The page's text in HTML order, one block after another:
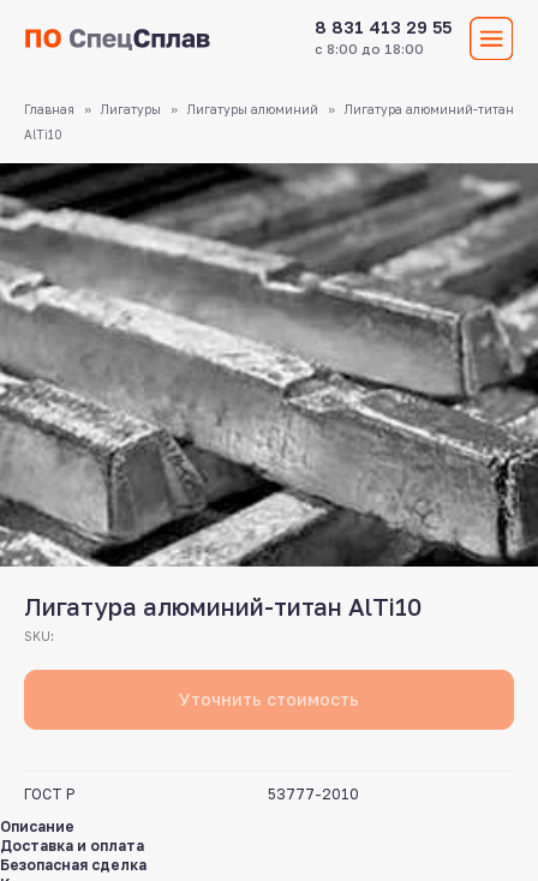
8 831 413 29 55
Главная Лигатуры Лигатуры алюминий
Лигатура алюминий-титан
AlTi10
Лигатура алюминий-титан AlTi10
SKU:
Уточнить стоимость
ГОСТ Р
53777-2010
Описание
Доставка и оплата
Безопасная сделка